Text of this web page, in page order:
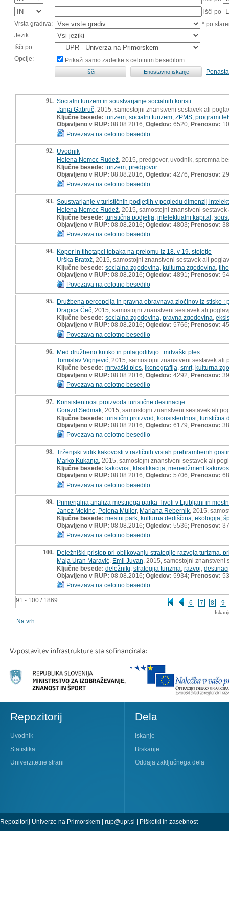
išči po
Vrsta gradiva:
* po
Jezik:
Išči po:
Opcije:
Prikaži samo zadetke s celotnim besedilom
91 - 100 / 1869 6 7 8 9
91. Socialni turizem in soustvarjanje socialnih koristi
Janja Gabruč , 2015, samostojni znanstveni sestavek ali
Ključne besede: turizem socialni turizem ZPMS programi
Objavljeno v RUP: 08.08.2016; Ogledov: 6520; Prenosov:
Povezava na celotno besedilo
92. Uvodnik
Helena Nemec Rudež , 2015, predgovor, uvodnik, spremna
Ključne besede: turizem predgovor
Objavljeno v RUP: 08.08.2016; Ogledov: 4276; Prenosov: 29
Povezava na celotno besedilo
93. Soustvarjanje v turističnih podjetjih v pogledu dimenzij
Helena Nemec Rudež , 2015, samostojni znanstveni
Ključne besede: turistična podjetja intelektualni kapital
Objavljeno v RUP: 08.08.2016; Ogledov: 4803; Prenosov: 38
Povezava na celotno besedilo
94. Koper in tihotapci tobaka na prelomu iz 18. v 19. stoletje
Urška Bratož , 2015, samostojni znanstveni sestavek ali
Ključne besede: socialna zgodovina kulturna zgodovina
Objavljeno v RUP: 08.08.2016; Ogledov: 4891; Prenosov: 54
Povezava na celotno besedilo
95. Družbena percepcija in pravna obravnava zločinov iz stiske
Dragica Čeč , 2015, samostojni znanstveni sestavek ali
Ključne besede: socialna zgodovina pravna zgodovina
Objavljeno v RUP: 08.08.2016; Ogledov: 5766; Prenosov: 45
Povezava na celotno besedilo
96. Med družbeno kritiko in prilagoditvijo : mrtvaški ples
Tomislav Vignjević , 2015, samostojni znanstveni sestavek
Ključne besede: mrtvaški ples ikonografija smrt, kulturna
Objavljeno v RUP: 08.08.2016; Ogledov: 4292; Prenosov: 39
Povezava na celotno besedilo
97. Konsistentnost proizvoda turistične destinacije
Gorazd Sedmak , 2015, samostojni znanstveni sestavek ali
Ključne besede: turistični proizvod konsistentnost, turistična
Objavljeno v RUP: 08.08.2016; Ogledov: 6179; Prenosov: 38
Povezava na celotno besedilo
98. Trženjski vidik kakovosti v različnih vrstah prehrambenih
Marko Kukanja , 2015, samostojni znanstveni sestavek ali
Ključne besede: kakovost, klasifikacija menedžment
Objavljeno v RUP: 08.08.2016; Ogledov: 5706; Prenosov: 68
Povezava na celotno besedilo
99. Primerjalna analiza mestnega parka Tivoli v Ljubljani in
Janez Mekinc Polona Müller, Mariana Rebernik , 2015,
Ključne besede: mestni park kulturna dediščina ekologija
Objavljeno v RUP: 08.08.2016; Ogledov: 5536; Prenosov: 37
Povezava na celotno besedilo
100. Deležniški pristop pri oblikovanju strategije razvoja turizma,
Maja Uran Maravić Emil Juvan , 2015, samostojni
Ključne besede: deležniki strategija turizma razvoj
Objavljeno v RUP: 08.08.2016; Ogledov: 5934; Prenosov: 53
Povezava na celotno besedilo
Na vrh
Repozitorij
Uvodnik
Statistika
Univerzitetne strani
Dela
Iskanje
Brskanje
Oddaja zaključnega dela
Repozitorij Univerze na Primorskem | rup@upr.si | Piškotki in zasebnost